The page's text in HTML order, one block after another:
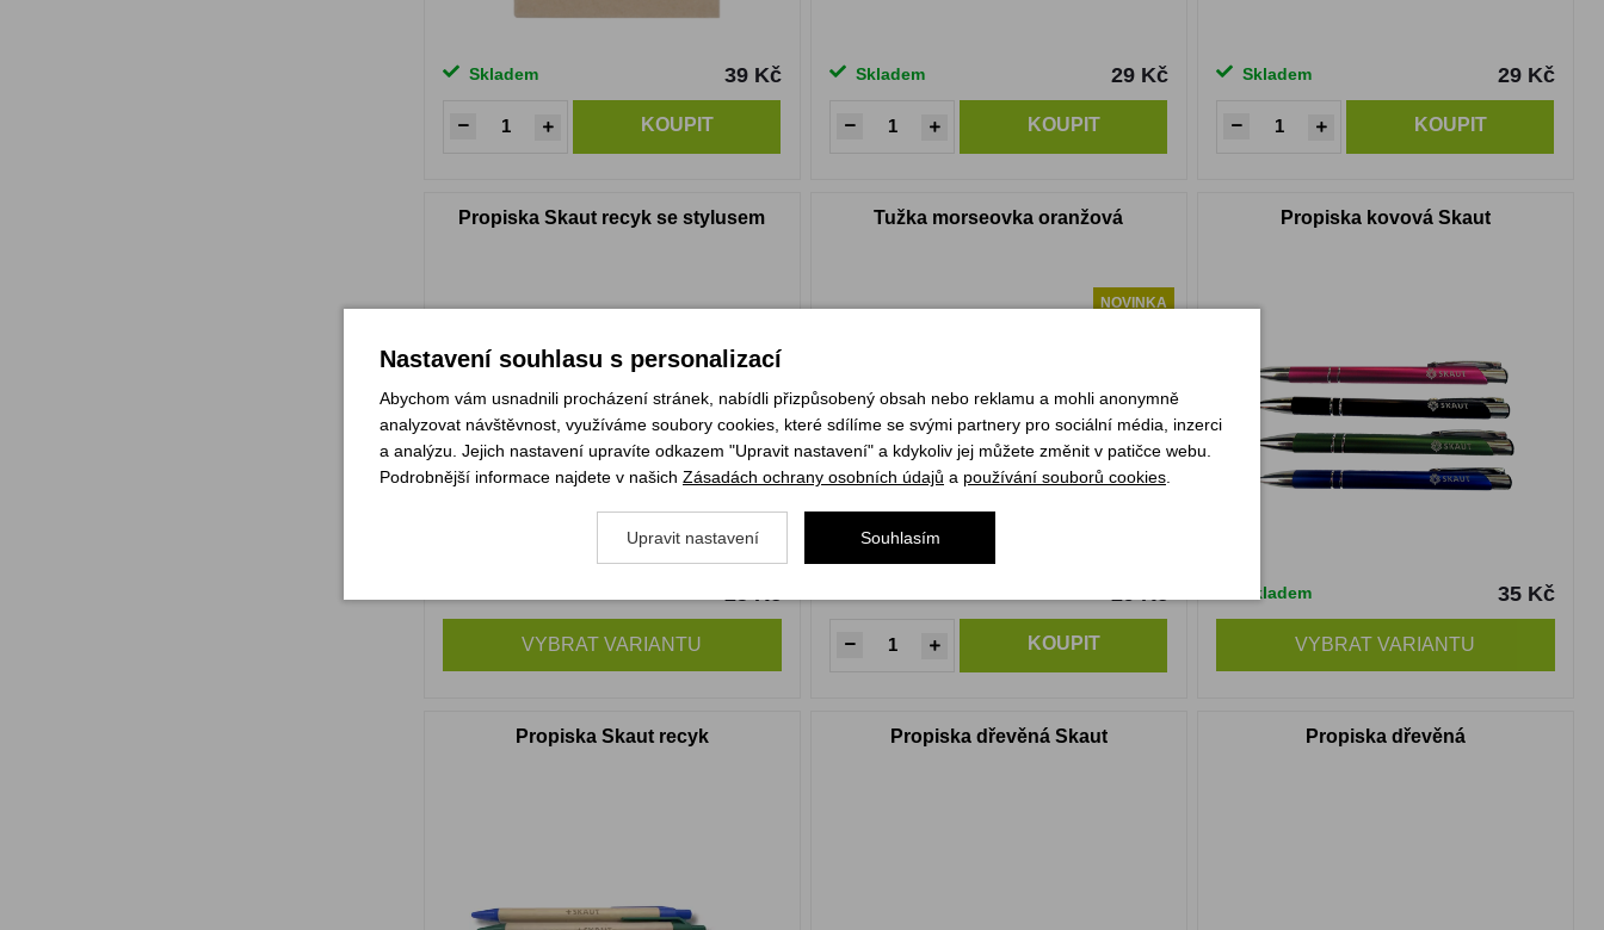
Skladem 39 Kč
KOUPIT
Skladem 29 Kč
KOUPIT
Skladem 29 Kč
KOUPIT
Propiska Skaut recyk se stylusem
25 Kč
VYBRAT VARIANTU
Tužka morseovka oranžová
NOVINKA
29 Kč
KOUPIT
Propiska kovová Skaut
Skladem 35 Kč
VYBRAT VARIANTU
Propiska Skaut recyk Propiska dřevěná Skaut Propiska dřevěná
Nastavení souhlasu s personalizací
Abychom vám usnadnili procházení stránek, nabídli přizpůsobený obsah nebo reklamu a mohli anonymně
analyzovat návštěvnost, využíváme soubory cookies, které sdílíme se svými partnery pro sociální média, inzerci
a analýzu. Jejich nastavení upravíte odkazem "Upravit nastavení" a kdykoliv jej můžete změnit v patičce webu.
Podrobnější informace najdete v našich Zásadách ochrany osobních údajů a používání souborů cookies
Upravit nastavení Souhlasím